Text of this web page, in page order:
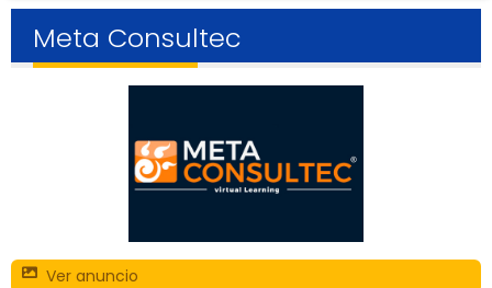
Meta Consultec
Ver anuncio